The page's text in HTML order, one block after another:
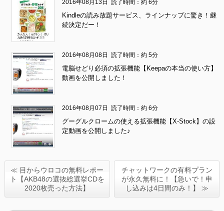
2016年08月13日 読了時間：約 6分
Kindleの読み放題サービス、ラインナップに驚き！継
続決定だー！
2016年08月08日 読了時間：約 5分
電脳せどり必須の拡張機能【Keepaの本当の使い方】
動画を公開しました！
2016年08月07日 読了時間：約 6分
グーグルクロームの使える拡張機能【X-Stock】の設
定動画を公開しました♪
≪ 目からウロコの無料レポー
ト【AKB48の選抜総選挙CDを
2020枚売った方法】
チャットワークの有料プラン
が永久無料に！【急いで！申
し込みは4日間のみ！】 ≫